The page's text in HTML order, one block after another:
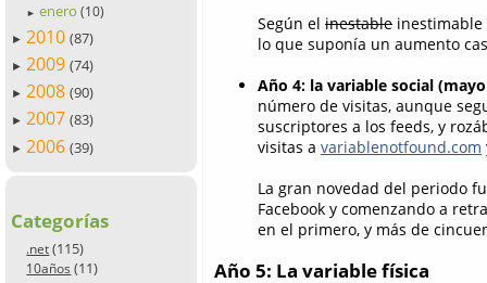
► enero (10)
► 2010 (87)
► 2009 (74)
► 2008 (90)
► 2007 (83)
► 2006 (39)
Categorías
.net (115)
10años (11)
Según el inestable
lo que suponía un aumento
Año 4: la variable social
número de visitas, aunque
suscriptores a los feeds, y
visitas a variablenotfound.com
La gran novedad del periodo
Facebook y comenzando a
en el primero, y más de
Año 5: La variable física